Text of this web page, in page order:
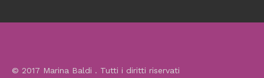
© 2017 Marina Baldi . Tutti i diritti riservati